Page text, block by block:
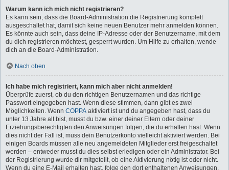
Warum kann ich mich nicht registrieren?
Es kann sein, dass die Board-Administration die Registrierung komplett
ausgeschaltet hat, damit sich keine neuen Benutzer mehr anmelden können.
Es könnte auch sein, dass deine IP-Adresse oder der Benutzername, mit dem
du dich registrieren möchtest, gesperrt wurden. Um Hilfe zu erhalten, wende
dich an die Board-Administration.
Nach oben
Ich habe mich registriert, kann mich aber nicht anmelden!
Überprüfe zuerst, ob du den richtigen Benutzernamen und das richtige
Passwort eingegeben hast. Wenn diese stimmen, dann gibt es zwei
Möglichkeiten. Wenn COPPA aktiviert ist und du angegeben hast, dass du
unter 13 Jahre alt bist, musst du bzw. einer deiner Eltern oder deiner
Erziehungsberechtigten den Anweisungen folgen, die du erhalten hast. Wenn
dies nicht der Fall ist, muss dein Benutzerkonto vielleicht aktiviert werden. Bei
einigen Boards müssen alle neu angemeldeten Mitglieder erst freigeschaltet
werden – entweder musst du dies selbst erledigen oder ein Administrator. Bei
der Registrierung wurde dir mitgeteilt, ob eine Aktivierung nötig ist oder nicht.
Wenn du eine E-Mail erhalten hast, folge den dort enthaltenen Anweisungen.